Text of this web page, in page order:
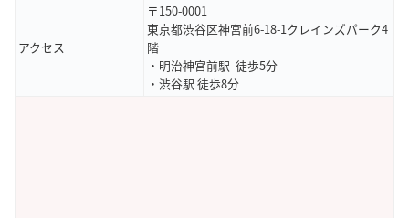
アクセス
〒150-0001
東京都渋谷区神宮前6-18-1クレインズパーク4
階
・明治神宮前駅 徒歩5分
・渋谷駅 徒歩8分